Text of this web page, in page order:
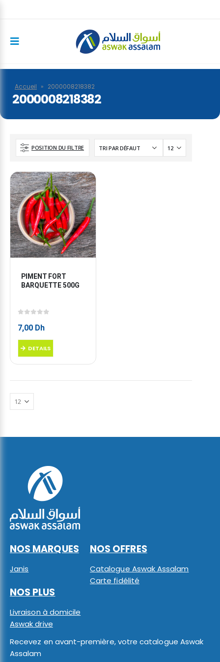
Accueil » 2000008218382
2000008218382
POSITION DU FILTRE
PIMENT FORT
BARQUETTE 500G
7,00 Dh
DETAILS
NOS MARQUES
Janis
NOS OFFRES
Catalogue Aswak Assalam
Carte fidélité
NOS PLUS
Livraison à domicile
Aswak drive
Recevez en avant-première, votre catalogue Aswak
Assalam